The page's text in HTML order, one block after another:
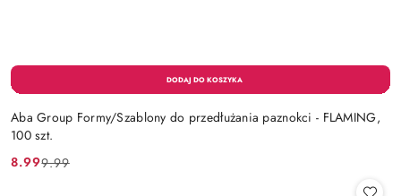
Aba Group Formy/Szablony do przedłużania paznokci - FLAMING,
100 szt.
Cena
8.99
Cena9.99